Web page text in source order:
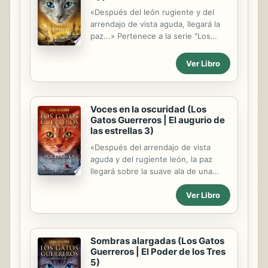
«Después del león rugiente y del
arrendajo de vista aguda, llegará la
paz...» Pertenece a la serie "Los
estrellas" Cuatro clanes guerreros
han habitado la tierra de alrededor
del lago durante muchas lunas como
iguales, hasta que una profecía
predice que tres gatos del Clan del
Trueno sostendrán el poder de las
estrellas en sus patas. Glayo y
Leonado saben que ellos son dos de
los gatos. El resto de gatos deberá
esperar una señal del Clan Estelar
tercero. Mientras tanto, Pequeña
Tórtola y Pequeña Espinela,...
Ver Libro
Voces en la oscuridad (Los
Gatos Guerreros | El augurio de
las estrellas 3)
«Después del arrendajo de vista
aguda y del rugiente león, la paz
llegará sobre la suave ala de una
tórtola.» El sangriento combate entre
el Clan del Trueno y el Clan de la
Sombra ha terminado, pero las
cuatro clanes. Mientras Zarpa de
Tórtola intenta asumir que hay reinos
-y gatos- que sus sentidos no
Ver Libro
Sombras alargadas (Los Gatos
Guerreros | El Poder de los Tres
5)